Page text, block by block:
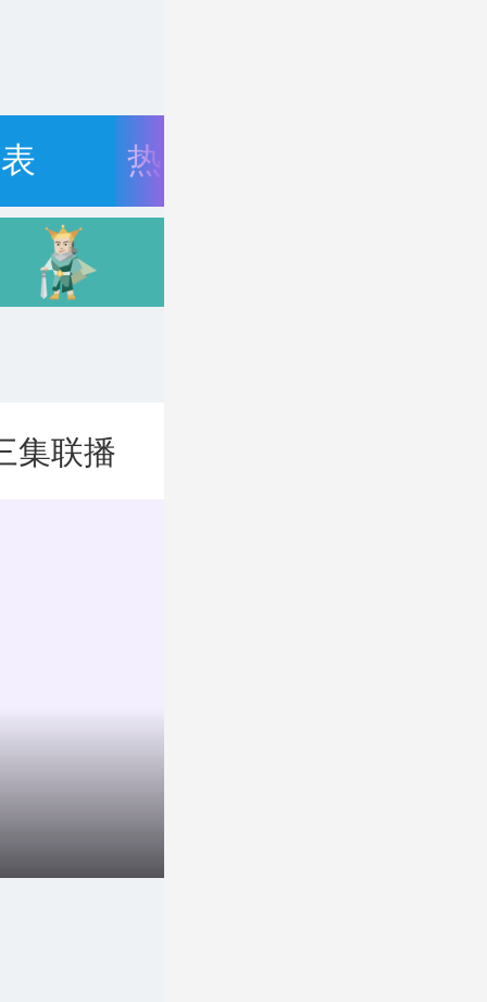
热门资讯
集联播